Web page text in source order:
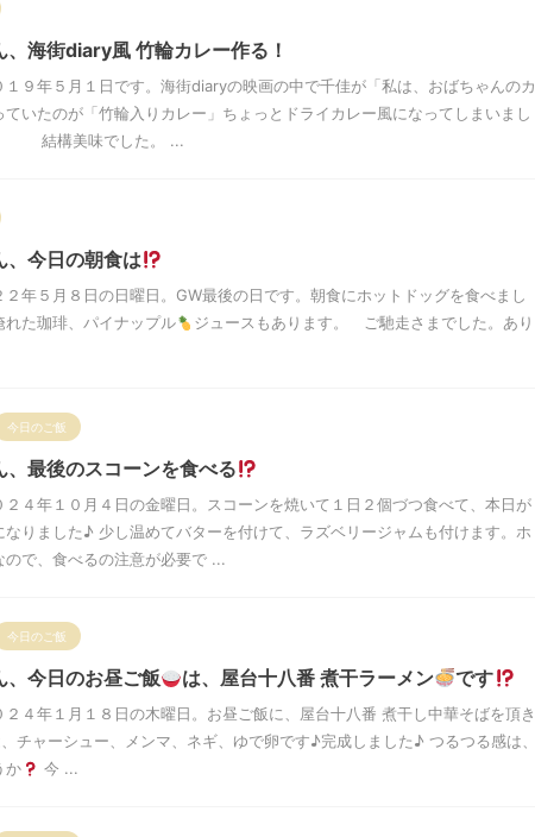
、海街diary風 竹輪カレー作る！
１９年５月１日です。海街diaryの映画の中で千佳が「私は、おばちゃんのカ
ていたのが「竹輪入りカレー」ちょっとドライカレー風になってしまいまし
結構美味でした。 ...
、今日の朝食は
２年５月８日の日曜日。GW最後の日です。朝食にホットドッグを食べまし
れた珈琲、パイナップル
ジュースもあります。 ご馳走さまでした。あり
今日のご飯
、最後のスコーンを食べる
２４年１０月４日の金曜日。スコーンを焼いて１日２個づつ食べて、本日が
なりました♪ 少し温めてバターを付けて、ラズベリージャムも付けます。ホ
ので、食べるの注意が必要で ...
今日のご飯
、今日のお昼ご飯 は、屋台十八番 煮干ラーメン です
２４年１月１８日の木曜日。お昼ご飯に、屋台十八番 煮干し中華そばを頂き
チャーシュー、メンマ、ネギ、ゆで卵です♪完成しました♪ つるつる感は、
か
今 ...